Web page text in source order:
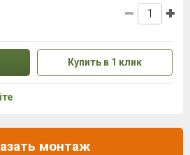
Купить в 1 клик
монтаж